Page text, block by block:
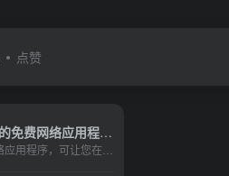
点赞
iLoveIMG | 最快的免费网络应用程序，可轻松修改图像。